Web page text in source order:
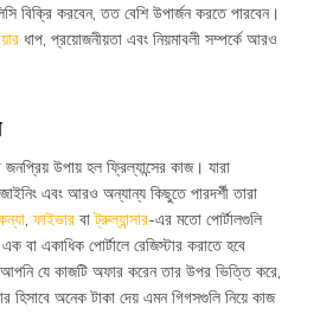
বিক্রি করবেন, তত বেশি উপার্জন করতে পারবেন।
ধাপ, প্রয়োজনীয়তা এবং নিয়মাবলী সম্পর্কে আরও
উপায় হল ফ্রিল্যান্সের কাজ। যারা
এবং আরও অন্যান্য কিছুতে পারদর্শী তারা
, ফাইভার বাট্রুল্যান্সার-এর মতো পোর্টালগুলি
বা একাধিক পোর্টালে রেজিস্টার করাতে হবে
আপনি যে কাজটি অফার করেন তার উপর ভিত্তি করে,
হিসাবে অনেক টাকা দেয় এমন গিগসগুলি নিয়ে কাজ